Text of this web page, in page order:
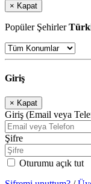
× Kapat
Popüler Şehirler
Giriş
× Kapat
Giriş (Email veya
Şifre
Oturumu açık tut